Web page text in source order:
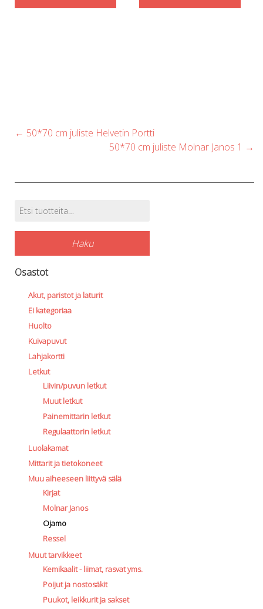
Post
← 50*70 cm juliste Helvetin Portti
50*70 cm juliste Molnar Janos 1 →
Tuotehaku
Etsi:
Haku
Osastot
Akut, paristot ja laturit
Ei kategoriaa
Huolto
Kuivapuvut
Lahjakortti
Letkut
Liivin/puvun letkut
Muut letkut
Painemittarin letkut
Regulaattorin letkut
Luolakamat
Mittarit ja tietokoneet
Muu aiheeseen liittyvä sälä
Kirjat
Molnar Janos
Ojamo
Ressel
Muut tarvikkeet
Kemikaalit - liimat, rasvat yms.
Poijut ja nostosäkit
Puukot, leikkurit ja sakset